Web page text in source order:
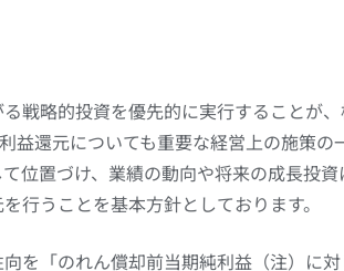
戦略的投資を優先的に実行することが
益還元についても重要な経営上の施策の
位置づけ、業績の動向や将来の成長投
行うことを基本方針としております。
を「のれん償却前当期純利益（注）に